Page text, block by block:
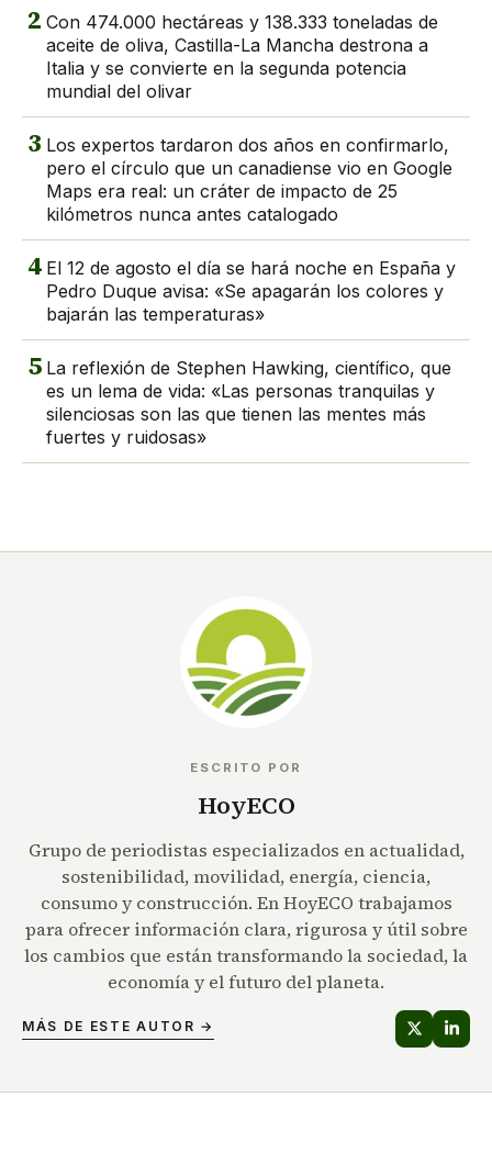
2 Con 474.000 hectáreas y 138.333 toneladas de
aceite de oliva, Castilla-La Mancha destrona a
Italia y se convierte en la segunda potencia
mundial del olivar
3 Los expertos tardaron dos años en confirmarlo,
pero el círculo que un canadiense vio en Google
Maps era real: un cráter de impacto de 25
kilómetros nunca antes catalogado
4 El 12 de agosto el día se hará noche en España y
Pedro Duque avisa: «Se apagarán los colores y
bajarán las temperaturas»
5 La reflexión de Stephen Hawking, científico, que
es un lema de vida: «Las personas tranquilas y
silenciosas son las que tienen las mentes más
fuertes y ruidosas»
ESCRITO POR
HoyECO
Grupo de periodistas especializados en actualidad,
sostenibilidad, movilidad, energía, ciencia,
consumo y construcción. En HoyECO trabajamos
para ofrecer información clara, rigurosa y útil sobre
los cambios que están transformando la sociedad, la
economía y el futuro del planeta.
MÁS DE ESTE AUTOR →